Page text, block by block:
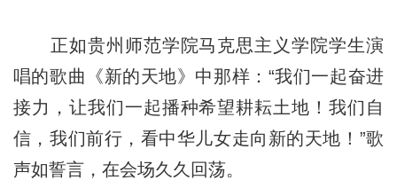
正如贵州师范学院马克思主义学院学生演
唱的歌曲《新的天地》中那样：“我们一起奋进
接力，让我们一起播种希望耕耘土地！我们自
信，我们前行，看中华儿女走向新的天地！”歌
声如誓言，在会场久久回荡。